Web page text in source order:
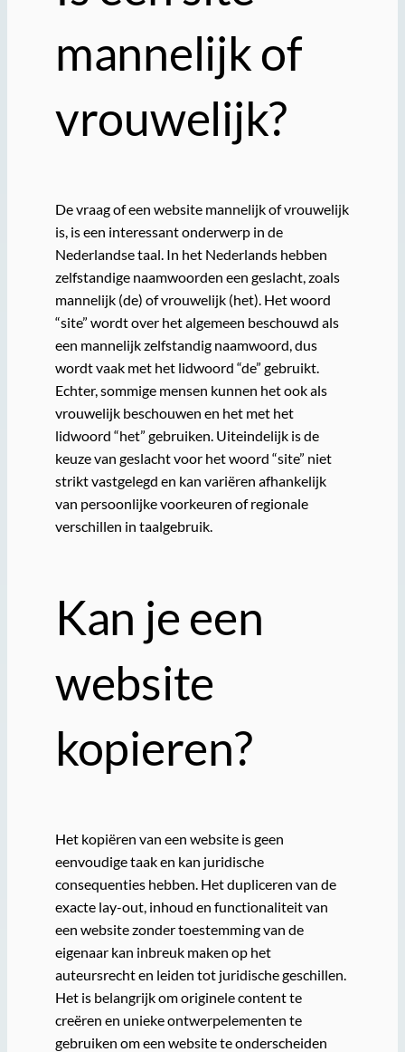
mannelijk of
vrouwelijk?
De vraag of een website mannelijk of vrouwelijk
is, is een interessant onderwerp in de
Nederlandse taal. In het Nederlands hebben
zelfstandige naamwoorden een geslacht, zoals
mannelijk (de) of vrouwelijk (het). Het woord
“site” wordt over het algemeen beschouwd als
een mannelijk zelfstandig naamwoord, dus
wordt vaak met het lidwoord “de” gebruikt.
Echter, sommige mensen kunnen het ook als
vrouwelijk beschouwen en het met het
lidwoord “het” gebruiken. Uiteindelijk is de
keuze van geslacht voor het woord “site” niet
strikt vastgelegd en kan variëren afhankelijk
van persoonlijke voorkeuren of regionale
verschillen in taalgebruik.
Kan je een
website
kopieren?
Het kopiëren van een website is geen
eenvoudige taak en kan juridische
consequenties hebben. Het dupliceren van de
exacte lay-out, inhoud en functionaliteit van
een website zonder toestemming van de
eigenaar kan inbreuk maken op het
auteursrecht en leiden tot juridische geschillen.
Het is belangrijk om originele content te
creëren en unieke ontwerpelementen te
gebruiken om een website te onderscheiden